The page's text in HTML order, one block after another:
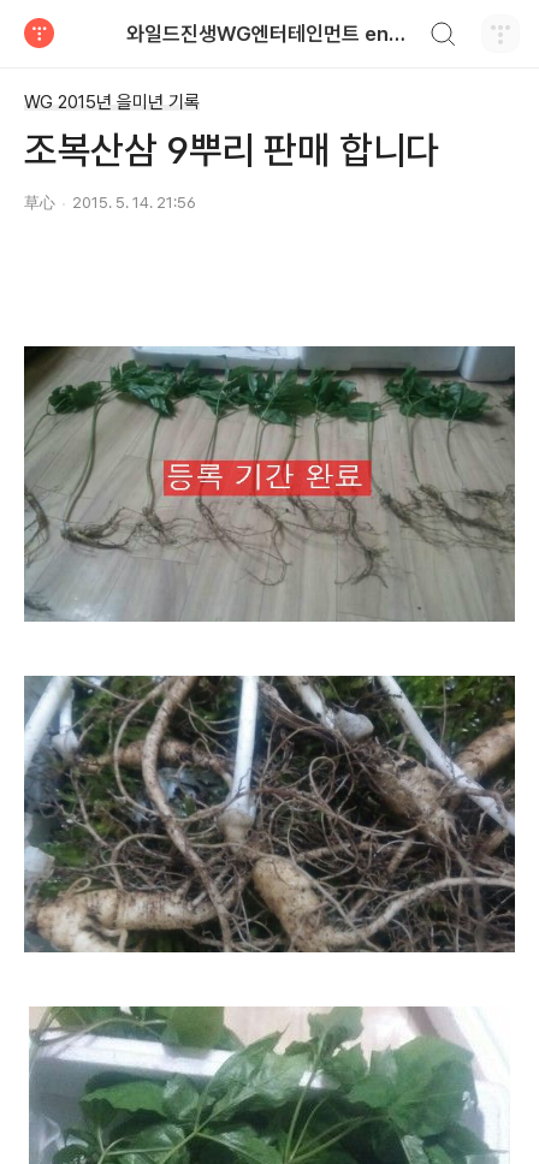
와일드진생WG엔터테인먼트 entertainment
WG 2015년 을미년 기록
조복산삼 9뿌리 판매 합니다
草心 2015. 5. 14. 21:56